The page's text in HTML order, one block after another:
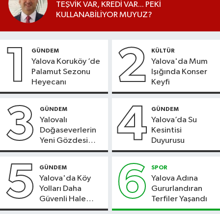
TEŞVİK VAR, KREDİ VAR... PEKİ
KULLANABİLİYOR MUYUZ?
1 GÜNDEM
Yalova Koruköy ’de
Palamut Sezonu
Heyecanı
2 KÜLTÜR
Yalova'da Mum
Işığında Konser
Keyfi
3 GÜNDEM
Yalovalı
Doğaseverlerin
Yeni Gözdesi
Bolu'daki Meyve
4 GÜNDEM
Yalova’da Su
Kesintisi
Duyurusu
5 GÜNDEM
Yalova'da Köy
Yolları Daha
Güvenli Hale
Geliyor
6 SPOR
Yalova Adına
Gururlandıran
Terfiler Yaşandı